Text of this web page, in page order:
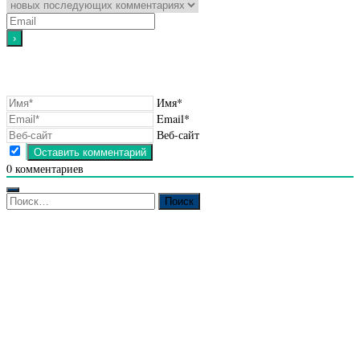
Имя*
Email*
Веб-сайт
0 комментариев
Найти: